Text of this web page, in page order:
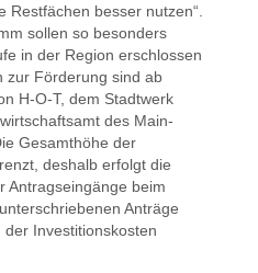
Restfächen besser nutzen“.
sollen so besonders
in der Region erschlossen
zur Förderung sind ab
H-O-T, dem Stadtwerk
des Main-
Gesamthöhe der
deshalb erfolgt die
Antragseingänge beim
Anträge
Investitionskosten